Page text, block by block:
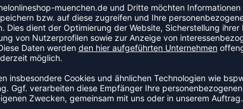
in Kontrastfarbe ist auf der Vorderseite
aus weichem Sweatstoff hergestellt und hat einen